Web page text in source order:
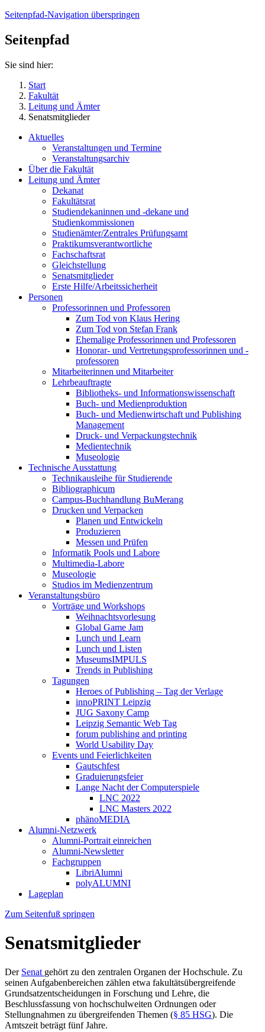
Seitenpfad-Navigation überspringen
Seitenpfad
Sie sind hier:
Start
Fakultät
Leitung und Ämter
Senatsmitglieder
Aktuelles
Veranstaltungen und Termine
Veranstaltungsarchiv
Über die Fakultät
Leitung und Ämter
Dekanat
Fakultätsrat
Studiendekaninnen und -dekane und
Studienkommissionen
Studienämter/Zentrales Prüfungsamt
Praktikumsverantwortliche
Fachschaftsrat
Gleichstellung
Senatsmitglieder
Erste Hilfe/Arbeitssicherheit
Personen
Professorinnen und Professoren
Zum Tod von Klaus Hering
Zum Tod von Stefan Frank
Ehemalige Professorinnen und Professoren
Honorar- und Vertretungsprofessorinnen und -
professoren
Mitarbeiterinnen und Mitarbeiter
Lehrbeauftragte
Bibliotheks- und Informationswissenschaft
Buch- und Medienproduktion
Buch- und Medienwirtschaft und Publishing
Management
Druck- und Verpackungstechnik
Medientechnik
Museologie
Technische Ausstattung
Technikausleihe für Studierende
Bibliographicum
Campus-Buchhandlung BuMerang
Drucken und Verpacken
Planen und Entwickeln
Produzieren
Messen und Prüfen
Informatik Pools und Labore
Multimedia-Labore
Museologie
Studios im Medienzentrum
Veranstaltungsbüro
Vorträge und Workshops
Weihnachtsvorlesung
Global Game Jam
Lunch und Learn
Lunch und Listen
MuseumsIMPULS
Trends in Publishing
Tagungen
Heroes of Publishing – Tag der Verlage
innoPRINT Leipzig
JUG Saxony Camp
Leipzig Semantic Web Tag
forum publishing and printing
World Usability Day
Events und Feierlichkeiten
Gautschfest
Graduierungsfeier
Lange Nacht der Computerspiele
LNC 2022
LNC Masters 2022
phänoMEDIA
Alumni-Netzwerk
Alumni-Portrait einreichen
Alumni-Newsletter
Fachgruppen
LibriAlumni
polyALUMNI
Lageplan
Zum Seitenfuß springen
Senatsmitglieder
Der Senat gehört zu den zentralen Organen der Hochschule. Zu
seinen Aufgabenbereichen zählen etwa fakultätsübergreifende
Grundsatzentscheidungen in Forschung und Lehre, die
Beschlussfassung von hochschulweiten Ordnungen oder
Stellungnahmen zu übergreifenden Themen (§ 85 HSG). Die
Amtszeit beträgt fünf Jahre.